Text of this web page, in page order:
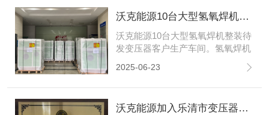
沃克能源10台大型氢氧焊机整装待发变压器客户
沃克能源10台大型氢氧焊机整装待
发变压器客户生产车间。氢氧焊机
焊接，绕线焊接，铜转接头焊接，
高低压端子、引线焊接。替代传统
2025-06-23
‌沃克能源加入乐清市变压器行业协会并荣任理事单位‌